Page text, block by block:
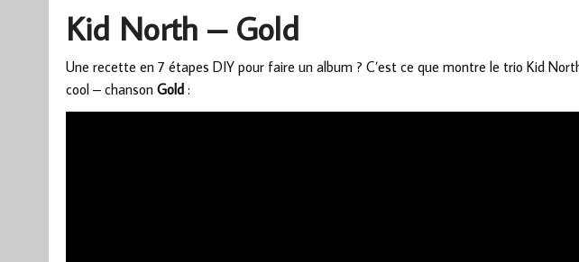
Kid North – Gold
Une recette en 7 étapes DIY pour faire un album ? C’est ce que montre le trio Kid
cool – chanson Gold :